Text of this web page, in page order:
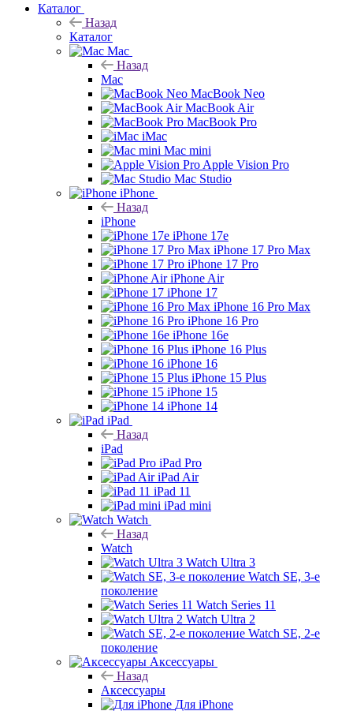
Каталог
Назад
Каталог
Mac
Назад
Mac
MacBook Neo
MacBook Air
MacBook Pro
iMac
Mac mini
Apple Vision Pro
Mac Studio
iPhone
Назад
iPhone
iPhone 17e
iPhone 17 Pro Max
iPhone 17 Pro
iPhone Air
iPhone 17
iPhone 16 Pro Max
iPhone 16 Pro
iPhone 16e
iPhone 16 Plus
iPhone 16
iPhone 15 Plus
iPhone 15
iPhone 14
iPad
Назад
iPad
iPad Pro
iPad Air
iPad 11
iPad mini
Watch
Назад
Watch
Watch Ultra 3
Watch SE, 3-е
поколение
Watch Series 11
Watch Ultra 2
Watch SE, 2-е
поколение
Аксессуары
Назад
Аксессуары
Для iPhone